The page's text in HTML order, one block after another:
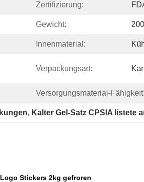
Zertifizierung:
Gewicht:
Innenmaterial:
Verpackungsart:
Versorgungsmaterial-Fähigkeit:
, Kalter Gel-Satz CPSIA listete
Stickers 2kg gefroren